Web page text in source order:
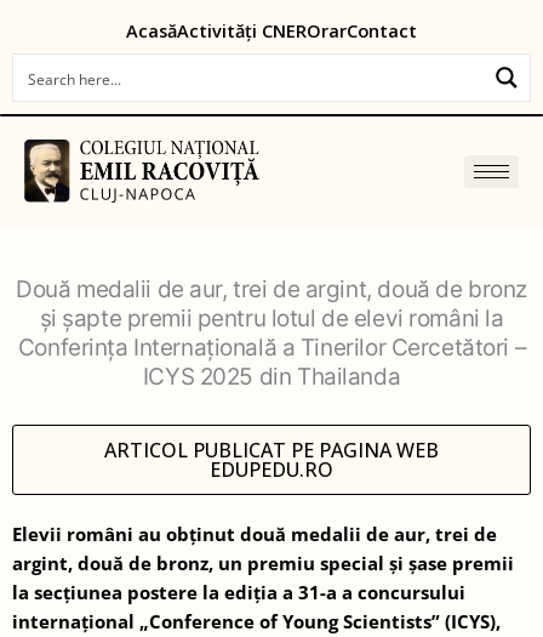
content
AcasăActivități CNEROrarContact
Două medalii de aur, trei de argint, două de bronz
și șapte premii pentru lotul de elevi români la
Conferința Internațională a Tinerilor Cercetători –
ICYS 2025 din Thailanda
ARTICOL PUBLICAT PE PAGINA WEB
EDUPEDU.RO
Elevii români au obținut două medalii de aur, trei de
argint, două de bronz, un premiu special și șase premii
la secțiunea postere la ediția a 31-a a concursului
internațional „Conference of Young Scientists” (ICYS),